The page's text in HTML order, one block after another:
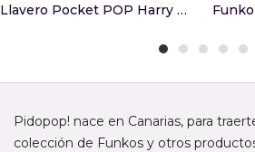
Llavero Pocket POP Harry Potter Blindbags
Pidopop! nace en Canarias, para
colección de Funkos y otros